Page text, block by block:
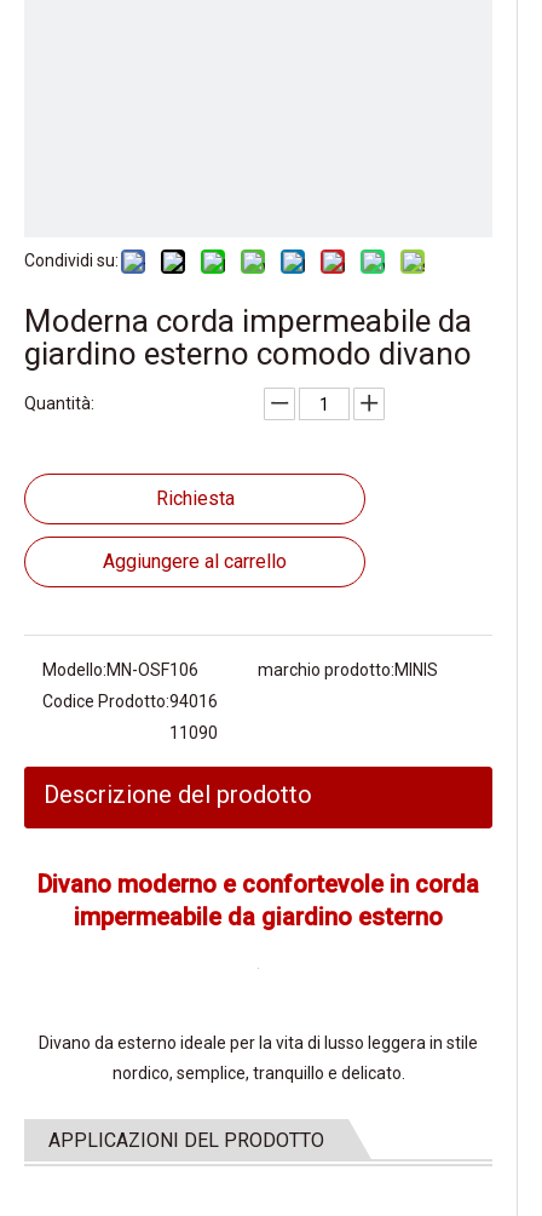
Condividi su:
Moderna corda impermeabile da
giardino esterno comodo divano
Quantità:
Richiesta
Aggiungere al carrello
Modello:MN-OSF106 marchio prodotto:MINIS
Codice Prodotto:94016
11090
Descrizione del prodotto
Divano moderno e confortevole in corda
impermeabile da giardino esterno
Divano da esterno ideale per la vita di lusso leggera in stile
nordico, semplice, tranquillo e delicato.
APPLICAZIONI DEL PRODOTTO